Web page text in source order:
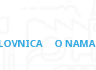
O NAMA